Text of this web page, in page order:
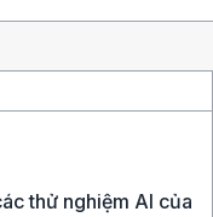
thử nghiệm AI của